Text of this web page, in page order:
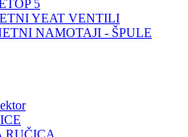
5
YEAT VENTILI
NAMOTAJI - ŠPULE
RUČICA